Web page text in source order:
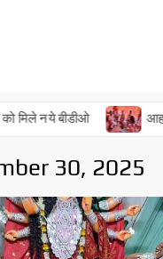
आहार, विहार
30, 2025